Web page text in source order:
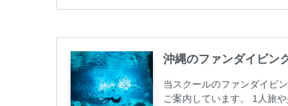
グ...
沖縄のファンダイビン
当スクールのファンダイビ
ご案内しています。 1人旅